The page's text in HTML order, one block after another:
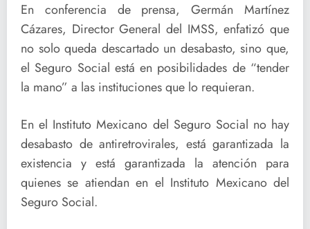
En conferencia de prensa, Germán Martínez
Cázares, Director General del IMSS, enfatizó que
no solo queda descartado un desabasto, sino que,
el Seguro Social está en posibilidades de “tender
la mano” a las instituciones que lo requieran.
En el Instituto Mexicano del Seguro Social no hay
desabasto de antiretrovirales, está garantizada la
existencia y está garantizada la atención para
quienes se atiendan en el Instituto Mexicano del
Seguro Social.